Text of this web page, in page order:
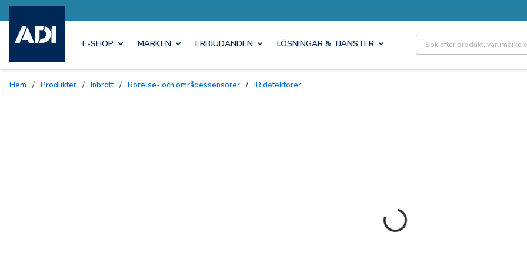
E-SHOP MÄRKEN ERBJUDANDEN LÖSNINGAR & TJÄNSTER Site Search
Hem / Produkter / Inbrott / Rörelse- och områdessensorer / IR detektorer